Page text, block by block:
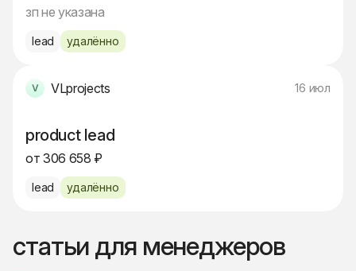
зп не указана
lead удалённо
VLprojects 16 июл
product lead
от 306 658 ₽
lead удалённо
статьи для менеджеров